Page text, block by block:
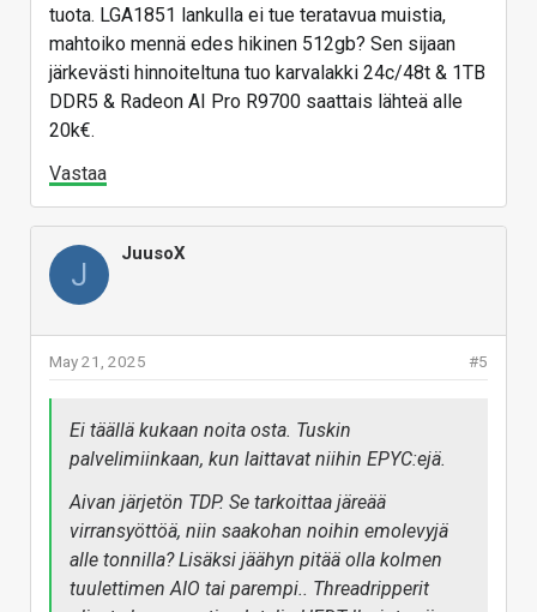
tuota. LGA1851 lankulla ei tue teratavua muistia,
mahtoiko mennä edes hikinen 512gb? Sen sijaan
järkevästi hinnoiteltuna tuo karvalakki 24c/48t & 1TB
DDR5 & Radeon AI Pro R9700 saattais lähteä alle
20k€.
Vastaa
J
JuusoX
#5
May 21, 2025
Ei täällä kukaan noita osta. Tuskin
palvelimiinkaan, kun laittavat niihin EPYC:ejä.
Aivan järjetön TDP. Se tarkoittaa järeää
virransyöttöä, niin saakohan noihin emolevyjä
alle tonnilla? Lisäksi jäähyn pitää olla kolmen
tuulettimen AIO tai parempi.. Threadripperit